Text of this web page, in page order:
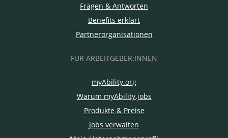
Fragen & Antworten
Benefits erklärt
Partnerorganisationen
FÜR ARBEITGEBER:INNEN
myAbility.org
Warum myAbility.jobs
Produkte & Preise
Jobs verwalten